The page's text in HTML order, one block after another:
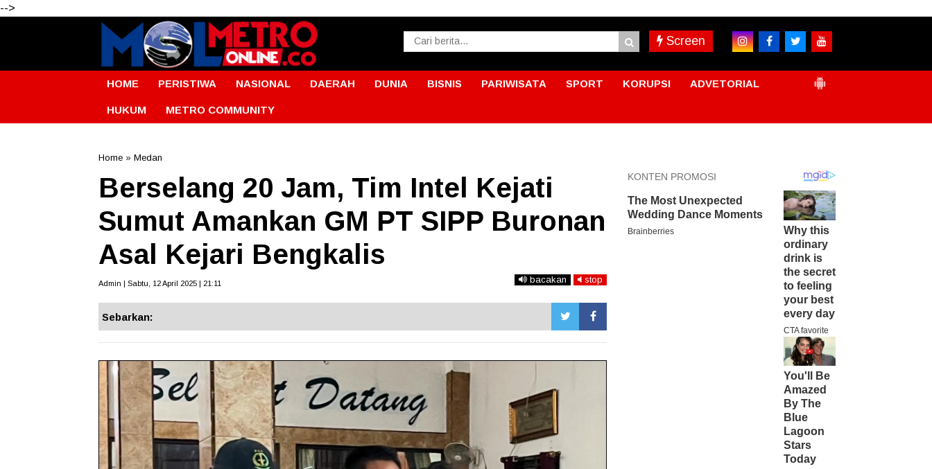
-->
Screen
HOME PERISTIWA NASIONAL DAERAH DUNIA BISNIS PARIWISATA SPORT KORUPSI ADVETORIAL
HUKUM METRO COMMUNITY
Home » Medan
Berselang 20 Jam, Tim Intel Kejati
Sumut Amankan GM PT SIPP Buronan
Asal Kejari Bengkalis
Admin | Sabtu, 12 April 2025 | 21:11 bacakan stop
Sebarkan: